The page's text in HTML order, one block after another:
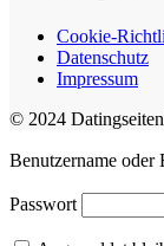
Cookie-
Datenschutz
Impressum
© 2024
Benutzername oder
Passwort